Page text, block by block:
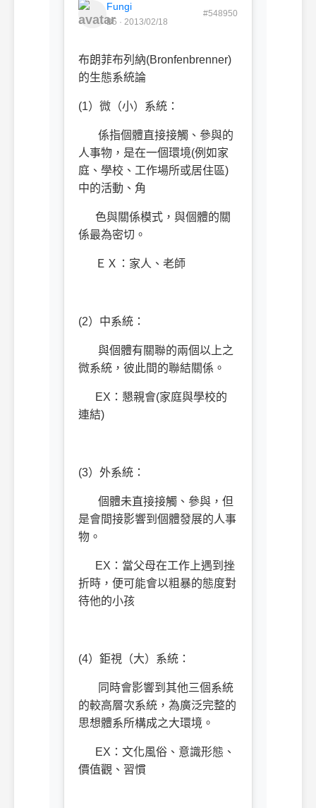
Fungi
B5 · 2013/02/18
#548950
布朗菲布列納(Bronfenbrenner)
的生態系統論
(1）微（小）系統：
係指個體直接接觸、參與的
人事物，是在一個環境(例如家
庭、學校、工作場所或居住區)
中的活動、角
色與關係模式，與個體的關
係最為密切。
ＥＸ：家人、老師
(2）中系統：
與個體有關聯的兩個以上之
微系統，彼此間的聯結關係。
EX：懇親會(家庭與學校的
連結)
(3）外系統：
個體未直接接觸、參與，但
是會間接影響到個體發展的人事
物。
EX：當父母在工作上遇到挫
折時，便可能會以粗暴的態度對
待他的小孩
(4）鉅視（大）系統：
同時會影響到其他三個系統
的較高層次系統，為廣泛完整的
思想體系所構成之大環境。
EX：文化風俗、意識形態、
價值觀、習慣